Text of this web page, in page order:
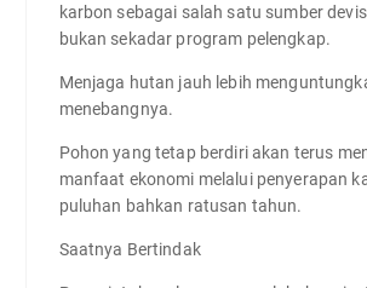
karbon sebagai salah satu sumber
bukan sekadar program pelengkap.
Menjaga hutan jauh lebih
menebangnya.
Pohon yang tetap berdiri akan terus
manfaat ekonomi melalui penyerapan
puluhan bahkan ratusan tahun.
Saatnya Bertindak